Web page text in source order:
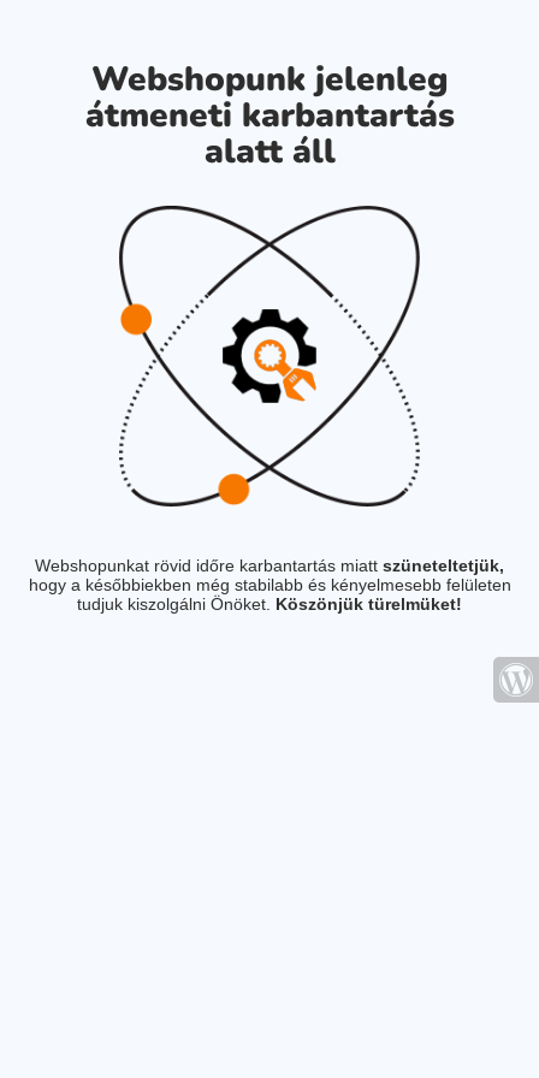
Webshopunk jelenleg
átmeneti karbantartás
alatt áll
Webshopunkat rövid időre karbantartás miatt szüneteltetjük,
hogy a későbbiekben még stabilabb és kényelmesebb felületen
tudjuk kiszolgálni Önöket. Köszönjük türelmüket!